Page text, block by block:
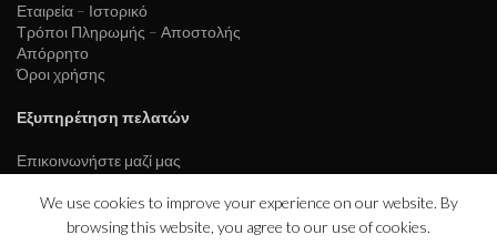
Εταιρεία – Ιστορικό
Τρόποι Πληρωμής – Αποστολής
Απόρρητο
Όροι χρήσης
Εξυπηρέτηση πελατών
Επικοινωνήστε μαζί μας
We use cookies to improve your experience on our website. By
browsing this website, you agree to our use of cookies.